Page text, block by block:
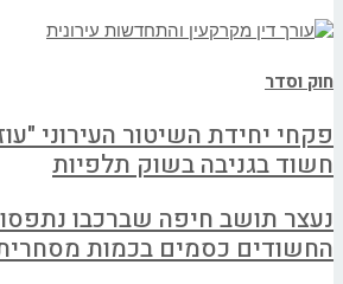
חוק וסדר
פקחי יחידת השיטור העירוני
חשוד בגניבה בשוק תלפיות
נעצר תושב חיפה שברכבו
החשודים כסמים בכמות